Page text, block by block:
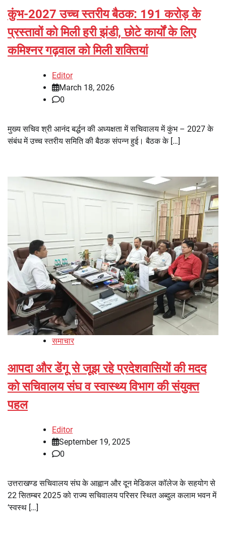
कुंभ-2027 उच्च स्तरीय बैठक: 191 करोड़ के
प्रस्तावों को मिली हरी झंडी, छोटे कार्यों के लिए
कमिश्नर गढ़वाल को मिली शक्तियां
Editor
March 18, 2026
0
मुख्य सचिव श्री आनंद बर्द्धन की अध्यक्षता में सचिवालय में कुंभ – 2027 के
संबंध में उच्च स्तरीय समिति की बैठक संपन्न हुई। बैठक के […]
समाचार
आपदा और डेंगू से जूझ रहे प्रदेशवासियों की मदद
को सचिवालय संघ व स्वास्थ्य विभाग की संयुक्त
पहल
Editor
September 19, 2025
0
उत्तराखण्ड सचिवालय संघ के आह्वान और दून मेडिकल कॉलेज के सहयोग से
22 सितम्बर 2025 को राज्य सचिवालय परिसर स्थित अब्दुल कलाम भवन में
‘स्वस्थ […]